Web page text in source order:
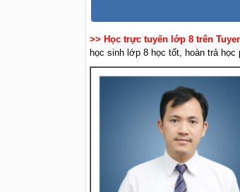
>> Học trực tuyến lớp 8 trên
học sinh lớp 8 học tốt, hoàn trả